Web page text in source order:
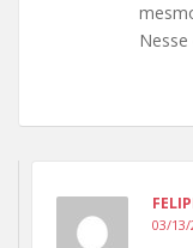
03/13/